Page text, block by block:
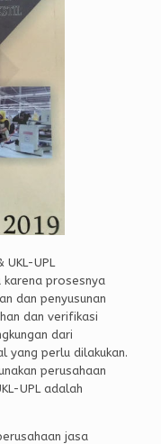
UPL
karena prosesnya
dan penyusunan
dan verifikasi
dari
yang perlu dilakukan.
perusahaan
UPL adalah
jasa